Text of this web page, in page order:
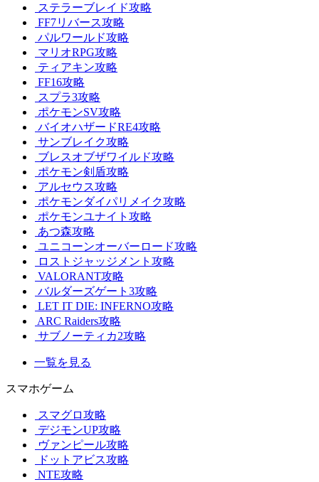
ステラーブレイド攻略
FF7リバース攻略
パルワールド攻略
マリオRPG攻略
ティアキン攻略
FF16攻略
スプラ3攻略
ポケモンSV攻略
バイオハザードRE4攻略
サンブレイク攻略
ブレスオブザワイルド攻略
ポケモン剣盾攻略
アルセウス攻略
ポケモンダイパリメイク攻略
ポケモンユナイト攻略
あつ森攻略
ユニコーンオーバーロード攻略
ロストジャッジメント攻略
VALORANT攻略
バルダーズゲート3攻略
LET IT DIE: INFERNO攻略
ARC Raiders攻略
サブノーティカ2攻略
一覧を見る
スマホゲーム
スマグロ攻略
デジモンUP攻略
ヴァンピール攻略
ドットアビス攻略
NTE攻略